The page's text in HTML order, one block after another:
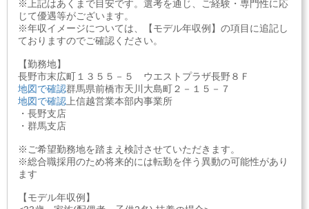
※上記はあくまで目安です。選考を通じ、ご経験・専門性に応
じて優遇等がございます。
※年収イメージについては、【モデル年収例】の項目に追記し
ておりますのでご確認ください。
【勤務地】
長野市末広町１３５５－５ ウエストプラザ長野８Ｆ
地図で確認群馬県前橋市天川大島町２－１５－７
地図で確認 上信越営業本部内事業所
・長野支店
・群馬支店
※ご希望勤務地を踏まえ検討させていただきます。
※総合職採用のため将来的には転勤を伴う異動の可能性があり
ます
【モデル年収例】